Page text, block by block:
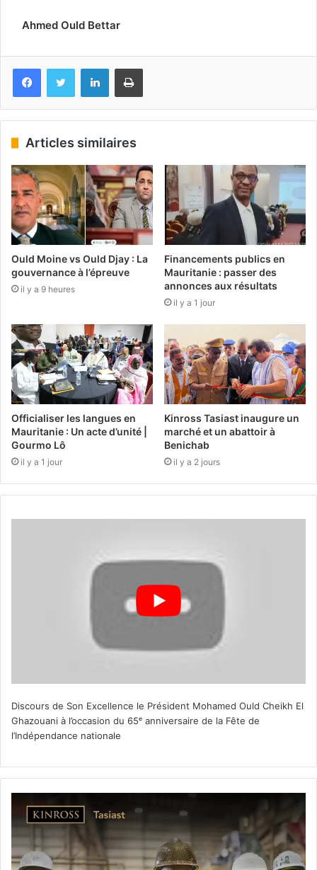
Ahmed Ould Bettar
FacebookTwitter LinkedinImprimer
Articles similaires
Ould Moine vs Ould Djay : La
gouvernance à l’épreuve
il y a 9 heures
Financements publics en
Mauritanie : passer des
annonces aux résultats
il y a 1 jour
Officialiser les langues en
Mauritanie : Un acte d’unité |
Gourmo Lô
il y a 1 jour
Kinross Tasiast inaugure un
marché et un abattoir à
Benichab
il y a 2 jours
Discours de Son Excellence le Président Mohamed Ould Cheikh El
Ghazouani à l’occasion du 65ᵉ anniversaire de la Fête de
l’Indépendance nationale